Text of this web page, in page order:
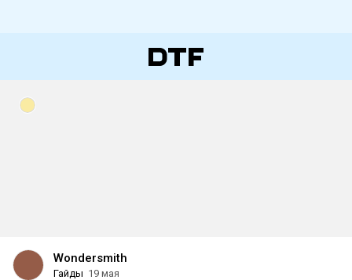
Wondersmith
Гайды 19 мая